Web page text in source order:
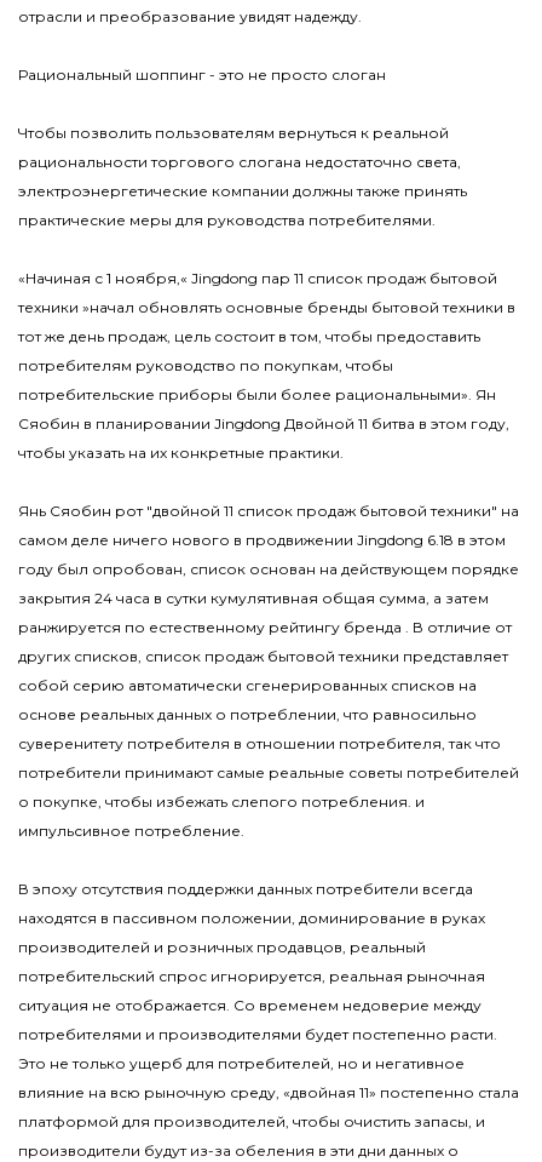
отрасли и преобразование увидят надежду.
Рациональный шоппинг - это не просто слоган
Чтобы позволить пользователям вернуться к реальной
рациональности торгового слогана недостаточно света,
электроэнергетические компании должны также принять
практические меры для руководства потребителями.
«Начиная с 1 ноября,« Jingdong пар 11 список продаж бытовой
техники »начал обновлять основные бренды бытовой техники в
тот же день продаж, цель состоит в том, чтобы предоставить
потребителям руководство по покупкам, чтобы
потребительские приборы были более рациональными». Ян
Сяобин в планировании Jingdong Двойной 11 битва в этом году,
чтобы указать на их конкретные практики.
Янь Сяобин рот "двойной 11 список продаж бытовой техники" на
самом деле ничего нового в продвижении Jingdong 6.18 в этом
году был опробован, список основан на действующем порядке
закрытия 24 часа в сутки кумулятивная общая сумма, а затем
ранжируется по естественному рейтингу бренда . В отличие от
других списков, список продаж бытовой техники представляет
собой серию автоматически сгенерированных списков на
основе реальных данных о потреблении, что равносильно
суверенитету потребителя в отношении потребителя, так что
потребители принимают самые реальные советы потребителей
о покупке, чтобы избежать слепого потребления. и
импульсивное потребление.
В эпоху отсутствия поддержки данных потребители всегда
находятся в пассивном положении, доминирование в руках
производителей и розничных продавцов, реальный
потребительский спрос игнорируется, реальная рыночная
ситуация не отображается. Со временем недоверие между
потребителями и производителями будет постепенно расти.
Это не только ущерб для потребителей, но и негативное
влияние на всю рыночную среду, «двойная 11» постепенно стала
платформой для производителей, чтобы очистить запасы, и
производители будут из-за обеления в эти дни данных о